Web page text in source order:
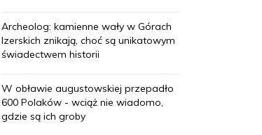
Archeolog: kamienne wały w Górach
Izerskich znikają, choć są unikatowym
świadectwem historii
W obławie augustowskiej przepadło
600 Polaków - wciąż nie wiadomo,
gdzie są ich groby